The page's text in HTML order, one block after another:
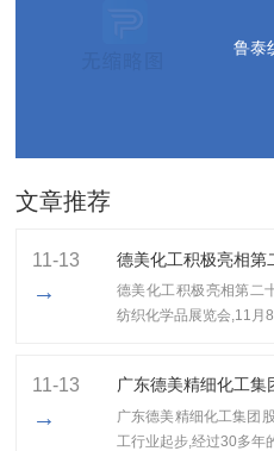
鲁泰
文章推荐
11-13
→
德美化工积极亮相第
德美化工积极亮相第二
纺织化学品展览会,11月
11-13
→
广东德美精细化工集
广东德美精细化工集团
工行业起步,经过30多年